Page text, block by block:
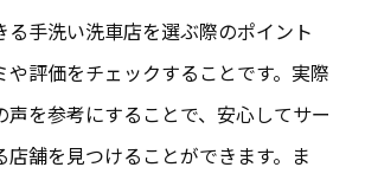
る手洗い洗車店を選ぶ際のポイント
や評価をチェックすることです。実際
声を参考にすることで、安心してサー
店舗を見つけることができます。ま